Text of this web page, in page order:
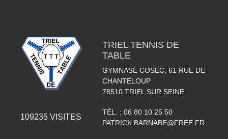
109235 VISITES
TRIEL TENNIS DE
TABLE
GYMNASE COSEC, 61 RUE DE
CHANTELOUP
78510 TRIEL SUR SEINE
TÉL. : 06 80 10 25 50
PATRICK.BARNABE@FREE.FR